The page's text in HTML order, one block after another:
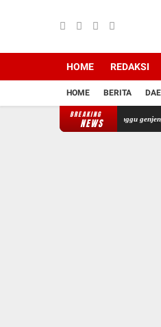
HOME REDAKSI
HOME BERITA
BREAKING
NEWS
dan andr jadilah ganggu genjeng Nasik kami